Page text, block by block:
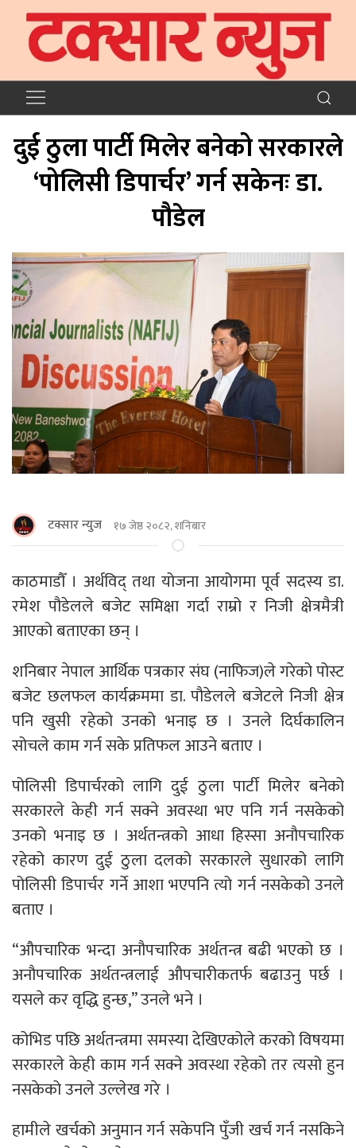
दुई ठुला पार्टी मिलेर बनेको सरकारले
‘पोलिसी डिपार्चर’ गर्न सकेनः डा.
पौडेल
टक्सार न्युज १७ जेष्ठ २०८२, शनिबार
काठमाडाैँ । अर्थविद् तथा योजना आयोगमा पूर्व सदस्य डा.
रमेश पौडेलले बजेट समिक्षा गर्दा राम्रो र निजी क्षेत्रमैत्री
आएको बताएका छन् ।
शनिबार नेपाल आर्थिक पत्रकार संघ (नाफिज)ले गरेको पोस्ट
बजेट छलफल कार्यक्रममा डा. पौडेलले बजेटले निजी क्षेत्र
पनि खुसी रहेको उनको भनाइ छ । उनले दिर्घकालिन
सोचले काम गर्न सके प्रतिफल आउने बताए ।
पोलिसी डिपार्चरको लागि दुई ठुला पार्टी मिलेर बनेको
सरकारले केही गर्न सक्ने अवस्था भए पनि गर्न नसकेको
उनको भनाइ छ । अर्थतन्त्रको आधा हिस्सा अनौपचारिक
रहेको कारण दुई ठुला दलको सरकारले सुधारको लागि
पोलिसी डिपार्चर गर्ने आशा भएपनि त्यो गर्न नसकेको उनले
बताए ।
“औपचारिक भन्दा अनौपचारिक अर्थतन्त्र बढी भएको छ ।
अनौपचारिक अर्थतन्त्रलाई औपचारीकतर्फ बढाउनु पर्छ ।
यसले कर वृद्धि हुन्छ,” उनले भने ।
कोभिड पछि अर्थतन्त्रमा समस्या देखिएकोले करको विषयमा
सरकारले केही काम गर्न सक्ने अवस्था रहेको तर त्यसो हुन
नसकेको उनले उल्लेख गरे ।
हामीले खर्चको अनुमान गर्न सकेपनि पुँजी खर्च गर्न नसकिने